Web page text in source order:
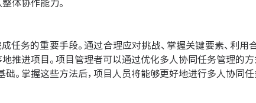
体协作能力。
任务的重要手段。通过合理应对挑战、掌握关键要素、利用
地推进项目。项目管理者可以通过优化多人协同任务管理的
。掌握这些方法后，项目人员将能够更好地进行多人协同任